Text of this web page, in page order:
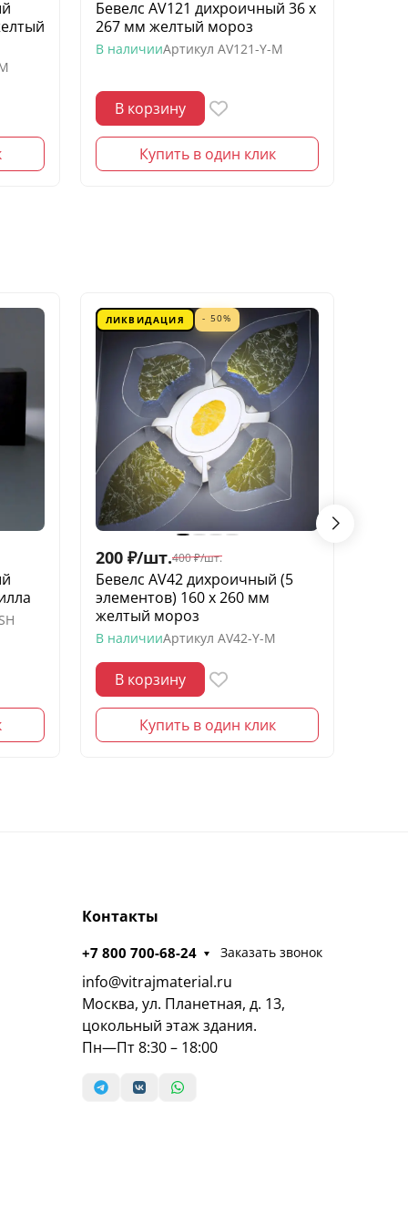
Бевелс AV121 дихроичный 36 х
267 мм желтый мороз
В наличииАртикул AV121-Y-M
В корзину
Купить в один клик
ЛИКВИДАЦИЯ - 50%
200 ₽/шт.400 ₽/шт.
Бевелс AV42 дихроичный (5
элементов) 160 х 260 мм
желтый мороз
В наличииАртикул AV42-Y-M
В корзину
Купить в один клик
Контакты
+7 800 700-68-24 Заказать звонок
info@vitrajmaterial.ru
Москва, ул. Планетная, д. 13,
цокольный этаж здания.
Пн—Пт 8:30 – 18:00